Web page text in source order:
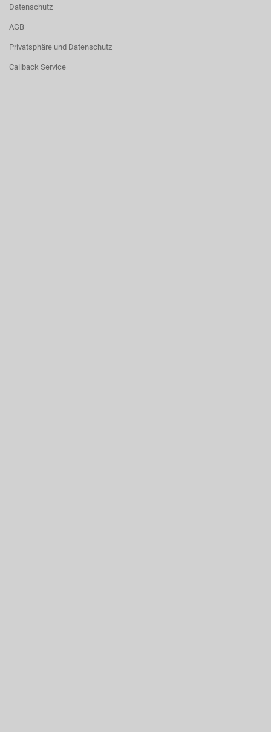
Datenschutz
AGB
Privatsphäre und Datenschutz
Callback Service